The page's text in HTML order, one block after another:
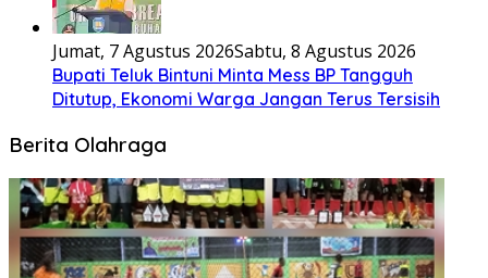
Jumat, 7 Agustus 2026Sabtu, 8 Agustus 2026
Bupati Teluk Bintuni Minta Mess BP Tangguh
Ditutup, Ekonomi Warga Jangan Terus Tersisih
Berita Olahraga